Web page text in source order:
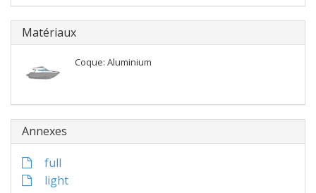
Matériaux
Coque: Aluminium
Annexes
full
light